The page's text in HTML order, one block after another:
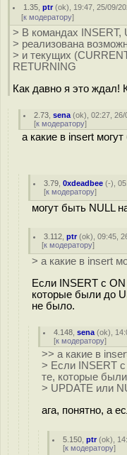
1.35 ,ptr(ok), 19:47, 25/09/
[к модератору]
> В командах INSERT,
> реализована
> и текущих
RETURNING
Как давно я это ждал!
2.73 ,sena (ok), 02:27, 26/
[к модератору]
а какие в insert
3.79 ,0xdeadbee (-),
[к модератору]
могут быть NULL
3.112 ,ptr(ok), 09:45,
[к модератору]
> а какие в insert
Если INSERT с
которые были до
не было.
4.148 ,sena (ok),
[к модератору]
>> а какие в
> Если INSERT
те, которые
> UPDATE или
ага, понятно, а
5.150 ,ptr(ok),
[к модератору]